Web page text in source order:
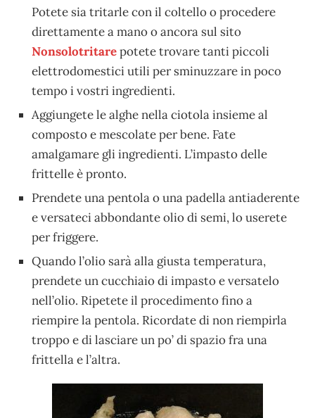
Potete sia tritarle con il coltello o procedere
direttamente a mano o ancora sul sito
Nonsolotritarepotete trovare tanti piccoli
elettrodomestici utili per sminuzzare in poco
tempo i vostri ingredienti.
Aggiungete le alghe nella ciotola insieme al
composto e mescolate per bene. Fate
amalgamare gli ingredienti. L’impasto delle
frittelle è pronto.
Prendete una pentola o una padella antiaderente
e versateci abbondante olio di semi, lo userete
per friggere.
Quando l’olio sarà alla giusta temperatura,
prendete un cucchiaio di impasto e versatelo
nell’olio. Ripetete il procedimento fino a
riempire la pentola. Ricordate di non riempirla
troppo e di lasciare un po’ di spazio fra una
frittella e l’altra.